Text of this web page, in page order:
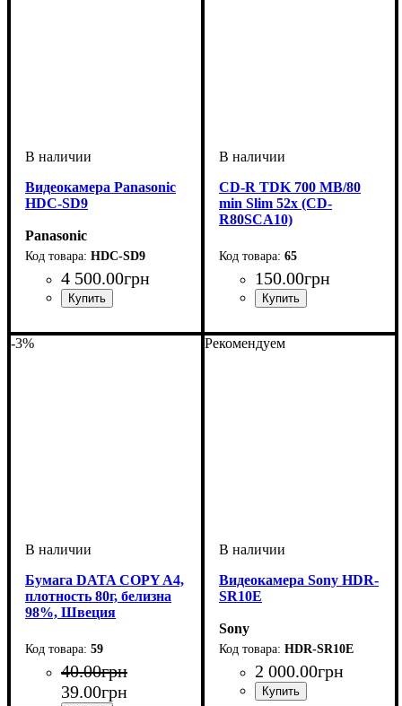
Видеокамера Panasonic
HDC-SD9
Panasonic
HDC-SD9
4 500.00грн
CD-R TDK 700 MB/80
min Slim 52x (CD-
R80SCA10)
65
150.00грн
-3%
Бумага DATA COPY A4,
плотность 80г, белизна
98%, Швеция
59
40.00грн
39.00грн
Рекомендуем
Видеокамера Sony HDR-
SR10E
Sony
HDR-SR10E
2 000.00грн